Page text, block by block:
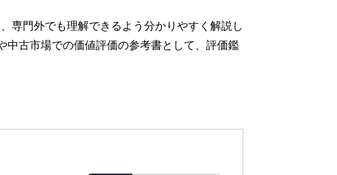
専門外でも理解できるよう分かりやすく解説し
中古市場での価値評価の参考書として、評価鑑